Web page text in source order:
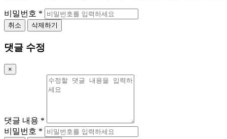
비밀번호 *
취소 삭제하기
댓글 수정
×
댓글 내용 *
비밀번호 *